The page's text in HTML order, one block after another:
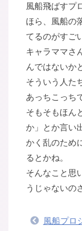
風船飛ばすプ
ほら、風船の
てるのがすご
キャラママさ
んではないか
そういう人た
あっちこっち
そもそもほん
か」とか言い
かく乱のため
るとかね。
そんなこと思
うじゃないの
風船プロ